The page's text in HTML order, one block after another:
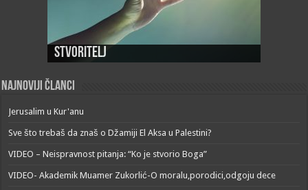
Stvoritelj
Najnoviji članci
Jerusalim u Kur'anu
Sve što trebaš da znaš o Džamiji El Aksa u Palestini?
VIDEO – Neispravnost pitanja: “Ko je stvorio Boga”
VIDEO- Akademik Muamer Zukorlić-O moralu,porodici,odgoju dece